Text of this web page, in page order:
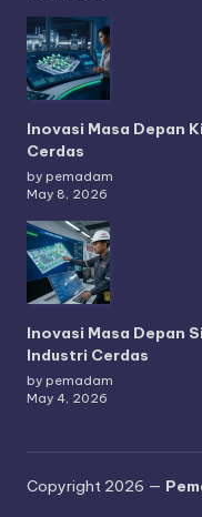
Inovasi Masa Depan
Cerdas
by pemadam
May 8, 2026
Inovasi Masa Depan
Industri Cerdas
by pemadam
May 4, 2026
Copyright 2026 —